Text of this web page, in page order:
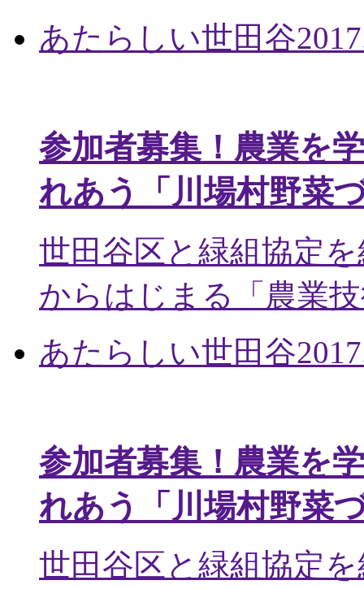
あたらしい世田谷
参加者募集！農業を
れあう「川場村野菜
世田谷区と緑組協定
からはじまる「農業
あたらしい世田谷
参加者募集！農業を
れあう「川場村野菜
世田谷区と緑組協定